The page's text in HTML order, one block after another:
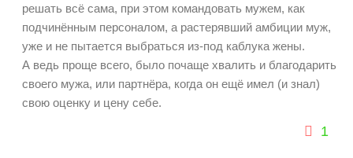
решать всё сама, при этом командовать мужем, как
подчинённым персоналом, а растерявший амбиции муж,
уже и не пытается выбраться из-под каблука жены.
А ведь проще всего, было почаще хвалить и благодарить
своего мужа, или партнёра, когда он ещё имел (и знал)
свою оценку и цену себе.
1